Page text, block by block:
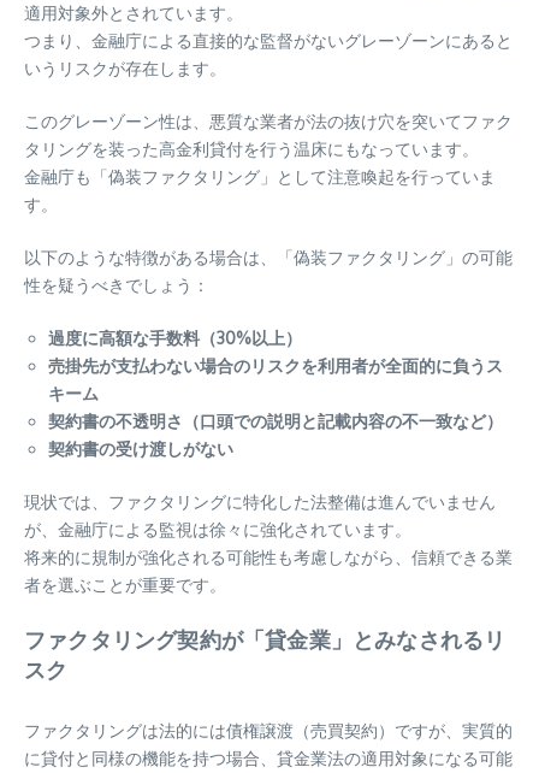
適用対象外とされています。
つまり、金融庁による直接的な監督がないグレーゾーンにあると
いうリスクが存在します。
このグレーゾーン性は、悪質な業者が法の抜け穴を突いてファク
タリングを装った高金利貸付を行う温床にもなっています。
金融庁も「偽装ファクタリング」として注意喚起を行っていま
す。
以下のような特徴がある場合は、「偽装ファクタリング」の可能
性を疑うべきでしょう：
過度に高額な手数料（30%以上）
売掛先が支払わない場合のリスクを利用者が全面的に負うス
キーム
契約書の不透明さ（口頭での説明と記載内容の不一致など）
契約書の受け渡しがない
現状では、ファクタリングに特化した法整備は進んでいません
が、金融庁による監視は徐々に強化されています。
将来的に規制が強化される可能性も考慮しながら、信頼できる業
者を選ぶことが重要です。
ファクタリング契約が「貸金業」とみなされるリ
スク
ファクタリングは法的には債権譲渡（売買契約）ですが、実質的
に貸付と同様の機能を持つ場合、貸金業法の適用対象になる可能